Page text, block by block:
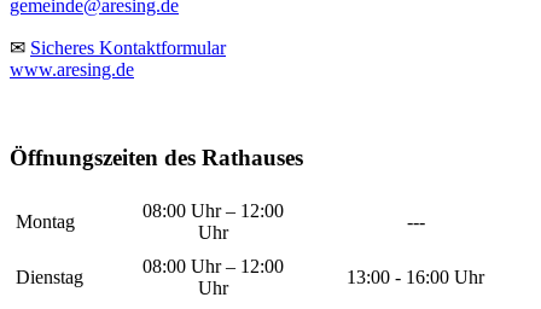
gemeinde@aresing.de
✉ Sicheres Kontaktformular
www.aresing.de
Öffnungszeiten des Rathauses
Montag
08:00 Uhr – 12:00
Uhr
---
Dienstag
08:00 Uhr – 12:00
Uhr
13:00 - 16:00 Uhr